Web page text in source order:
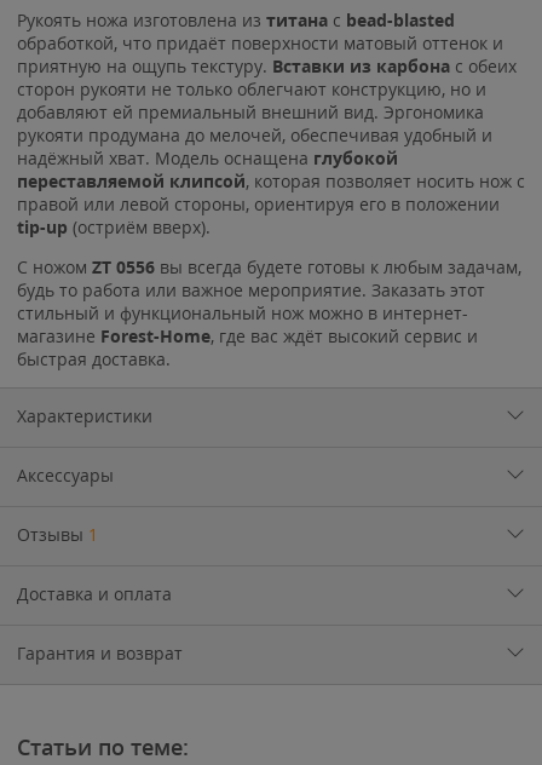
Рукоять ножа изготовлена из титана с bead-blasted
обработкой, что придаёт поверхности матовый оттенок и
приятную на ощупь текстуру. Вставки из карбона с обеих
сторон рукояти не только облегчают конструкцию, но и
добавляют ей премиальный внешний вид. Эргономика
рукояти продумана до мелочей, обеспечивая удобный и
надёжный хват. Модель оснащена глубокой
переставляемой клипсой, которая позволяет носить нож с
правой или левой стороны, ориентируя его в положении
tip-up (остриём вверх).
С ножом ZT 0556 вы всегда будете готовы к любым задачам,
будь то работа или важное мероприятие. Заказать этот
стильный и функциональный нож можно в интернет-
магазине Forest-Home, где вас ждёт высокий сервис и
быстрая доставка.
Характеристики
Аксессуары
Отзывы 1
Доставка и оплата
Гарантия и возврат
Статьи по теме: